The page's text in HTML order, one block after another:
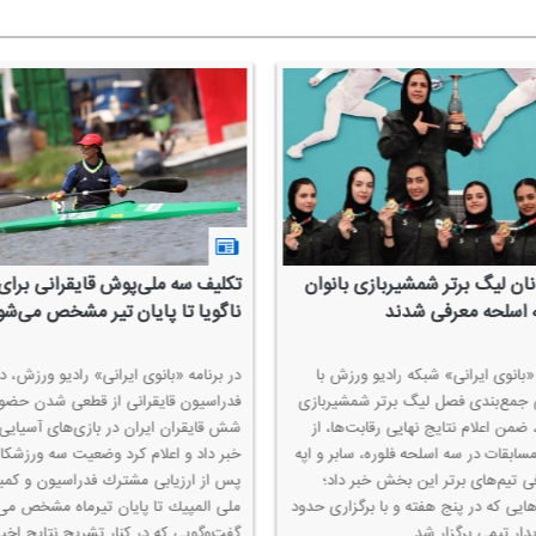
لیگ برتر شمشیربازی بانوان
اسلحه معرفی شدند
«بانوی ایرانی» شبكه رادیو ورزش با
جمع‌بندی فصل لیگ برتر شمشیربازی
ضمن اعلام نتایج نهایی رقابت‌ها، از
در سه اسلحه فلوره، سابر و اپه
تیم‌های برتر این بخش خبر داد؛
كه در پنج هفته و با برگزاری حدود
تكلیف سه ملی‌پوش قایقرانی برای
ناگویا تا پایان تیر مشخص
در برنامه «بانوی ایرانی» رادیو ورزش،
فدراسیون قایقرانی از قطعی شدن
شش قایقران ایران در بازی‌های آسیایی
خبر داد و اعلام كرد وضعیت سه
پس از ارزیابی مشترك فدراسیون و
ملی المپیك تا پایان تیرماه مشخص